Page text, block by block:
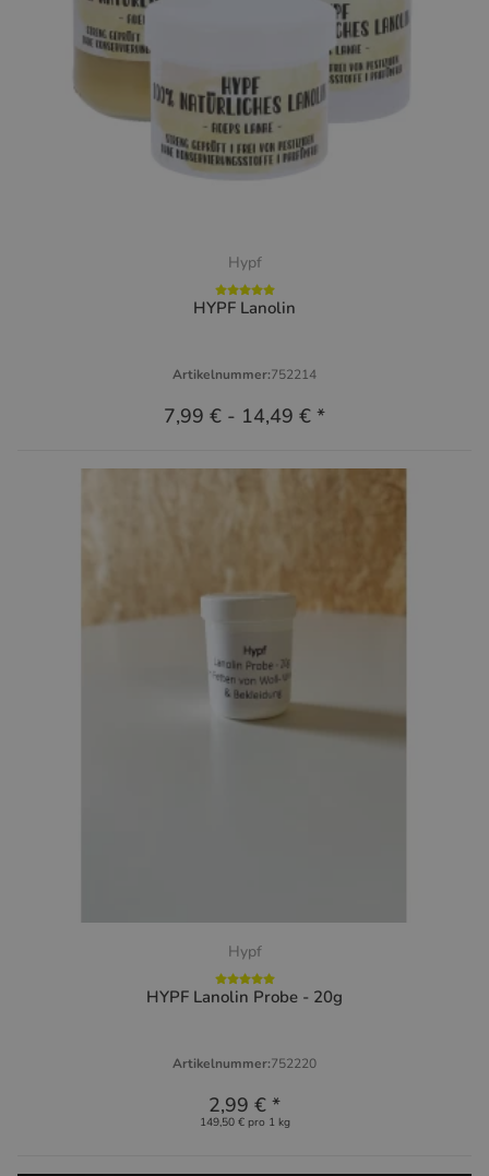
Hypf
HYPF Lanolin
Artikelnummer:752214
7,99 € - 14,49 € *
Hypf
HYPF Lanolin Probe - 20g
Artikelnummer:752220
2,99 € *
149,50 € pro 1 kg